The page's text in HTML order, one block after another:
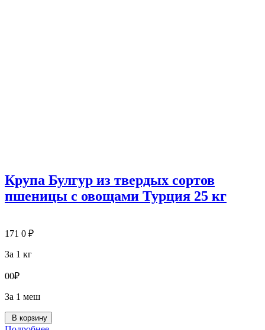
Крупа Булгур из твердых сортов
пшеницы с овощами Турция 25 кг
171 0 ₽
За 1 кг
00₽
За 1 меш
В корзину